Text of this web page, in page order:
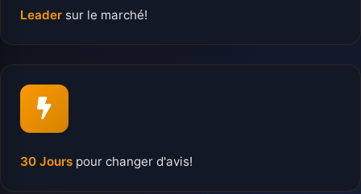
Leader sur le marché!
30 Jours pour changer d'avis!